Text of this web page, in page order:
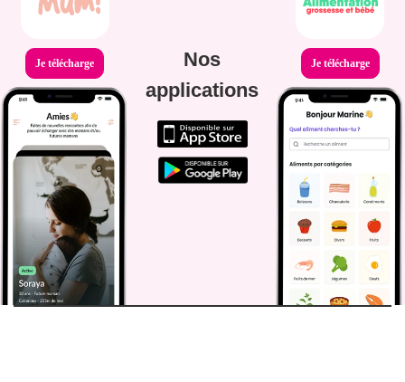
Je télécharge
Nos
applications
Je télécharge